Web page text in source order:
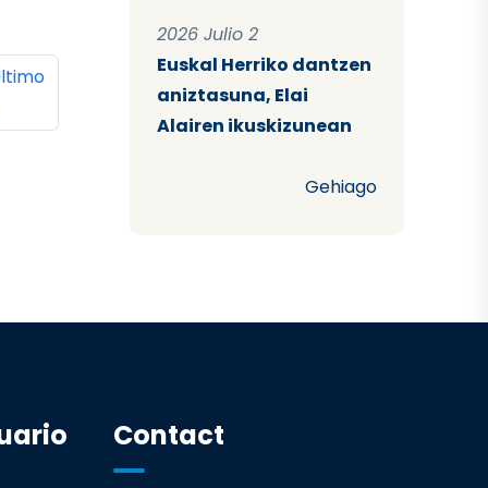
página
2026 Julio 2
Euskal Herriko dantzen
aniztasuna, Elai
Alairen ikuskizunean
Gehiago
Contact